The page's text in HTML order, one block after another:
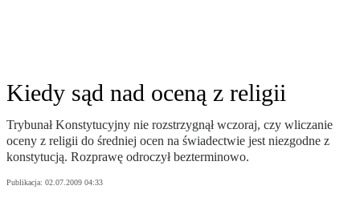
Kiedy sąd nad oceną z religii
Trybunał Konstytucyjny nie rozstrzygnął wczoraj, czy wliczanie
oceny z religii do średniej ocen na świadectwie jest niezgodne z
konstytucją. Rozprawę odroczył bezterminowo.
Publikacja: 02.07.2009 04:33